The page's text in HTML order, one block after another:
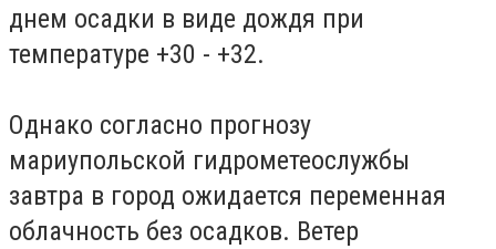
днем осадки в виде дождя при
температуре +30 - +32.
Однако согласно прогнозу
мариупольской гидрометеослужбы
завтра в город ожидается переменная
облачность без осадков. Ветер